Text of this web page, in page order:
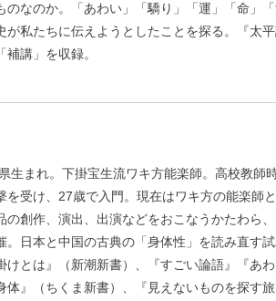
お支払いに進む
のなのか。「あわい」「驕り」「運」「命」
が私たちに伝えようとしたことを探る。『太
講」を収録。
生まれ。下掛宝生流ワキ方能楽師。高校教師
を受け、27歳で入門。現在はワキ方の能楽師
の創作、演出、出演などをおこなうかたわら
。日本と中国の古典の「身体性」を読み直す
けとは』（新潮新書）、『すごい論語』『あ
体』（ちくま新書）、『見えないものを探す